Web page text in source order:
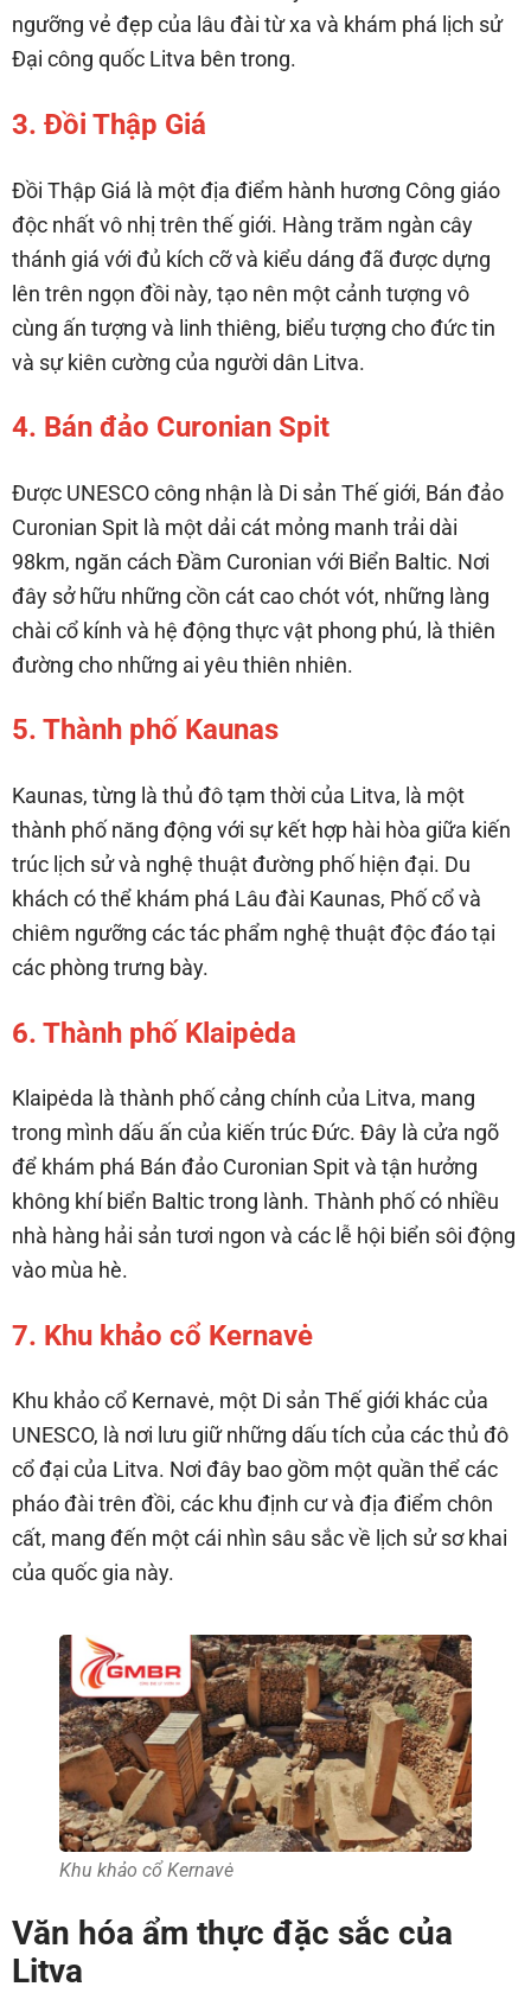
ngưỡng vẻ đẹp của lâu đài từ xa và khám phá lịch sử
Đại công quốc Litva bên trong.
3. Đồi Thập Giá
Đồi Thập Giá là một địa điểm hành hương Công giáo
độc nhất vô nhị trên thế giới. Hàng trăm ngàn cây
thánh giá với đủ kích cỡ và kiểu dáng đã được dựng
lên trên ngọn đồi này, tạo nên một cảnh tượng vô
cùng ấn tượng và linh thiêng, biểu tượng cho đức tin
và sự kiên cường của người dân Litva.
4. Bán đảo Curonian Spit
Được UNESCO công nhận là Di sản Thế giới, Bán đảo
Curonian Spit là một dải cát mỏng manh trải dài
98km, ngăn cách Đầm Curonian với Biển Baltic. Nơi
đây sở hữu những cồn cát cao chót vót, những làng
chài cổ kính và hệ động thực vật phong phú, là thiên
đường cho những ai yêu thiên nhiên.
5. Thành phố Kaunas
Kaunas, từng là thủ đô tạm thời của Litva, là một
thành phố năng động với sự kết hợp hài hòa giữa kiến
trúc lịch sử và nghệ thuật đường phố hiện đại. Du
khách có thể khám phá Lâu đài Kaunas, Phố cổ và
chiêm ngưỡng các tác phẩm nghệ thuật độc đáo tại
các phòng trưng bày.
6. Thành phố Klaipėda
Klaipėda là thành phố cảng chính của Litva, mang
trong mình dấu ấn của kiến trúc Đức. Đây là cửa ngõ
để khám phá Bán đảo Curonian Spit và tận hưởng
không khí biển Baltic trong lành. Thành phố có nhiều
nhà hàng hải sản tươi ngon và các lễ hội biển sôi động
vào mùa hè.
7. Khu khảo cổ Kernavė
Khu khảo cổ Kernavė, một Di sản Thế giới khác của
UNESCO, là nơi lưu giữ những dấu tích của các thủ đô
cổ đại của Litva. Nơi đây bao gồm một quần thể các
pháo đài trên đồi, các khu định cư và địa điểm chôn
cất, mang đến một cái nhìn sâu sắc về lịch sử sơ khai
của quốc gia này.
Khu khảo cổ Kernavė
Văn hóa ẩm thực đặc sắc của
Litva